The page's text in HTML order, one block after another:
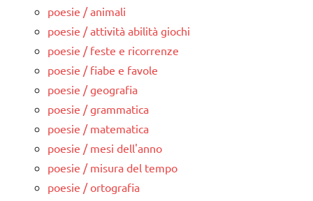
poesie / animali
poesie / attività abilità giochi
poesie / feste e ricorrenze
poesie / fiabe e favole
poesie / geografia
poesie / grammatica
poesie / matematica
poesie / mesi dell'anno
poesie / misura del tempo
poesie / ortografia